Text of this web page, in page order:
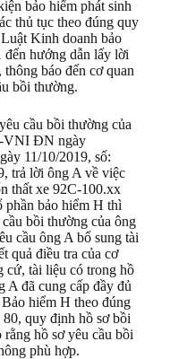
bảo hiểm phát sinh
thủ tục theo đúng quy
Kinh doanh bảo
hướng dẫn lấy lời
báo đến cơ quan
bồi thường.
cầu bồi thường của
VNI ĐN ngày
11/10/2019, số:
trả lời ông A về việc
thất xe 92C-100.xx
phần bảo hiểm H thì
bồi thường của ông
cầu ông A bổ sung tài
quả điều tra của cơ
cứ, tài liệu có trong hồ
A đã cung cấp đầy đủ
hiểm H theo đúng
quy định hồ sơ bồi
hồ sơ yêu cầu bồi
phù hợp.